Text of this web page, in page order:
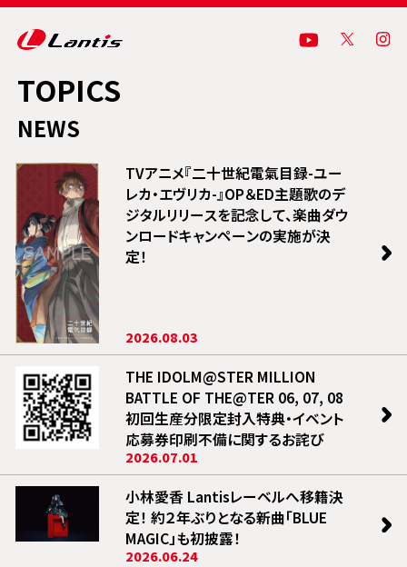
TOPICS
NEWS
TVアニメ『二十世紀電氣目録-ユー
レカ・エヴリカ-』OP＆ED主題歌のデ
ジタルリリースを記念して、楽曲ダウ
ンロードキャンペーンの実施が決
定！
2026.08.03
THE IDOLM@STER MILLION
BATTLE OF THE@TER 06, 07, 08
初回生産分限定封入特典・イベント
応募券印刷不備に関するお詫び
2026.07.01
小林愛香 Lantisレーベルへ移籍決
定！ 約２年ぶりとなる新曲「BLUE
MAGIC」も初披露！
2026.06.24